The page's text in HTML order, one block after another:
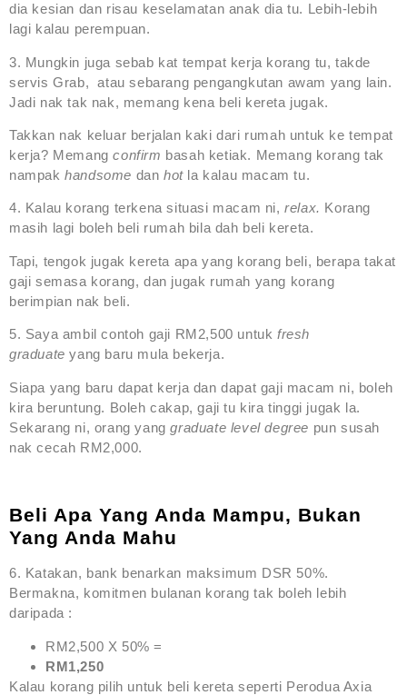
dia kesian dan risau keselamatan anak dia tu. Lebih-lebih
lagi kalau perempuan.
3. Mungkin juga sebab kat tempat kerja korang tu, takde
servis Grab, atau sebarang pengangkutan awam yang lain.
Jadi nak tak nak, memang kena beli kereta jugak.
Takkan nak keluar berjalan kaki dari rumah untuk ke tempat
kerja? Memangconfirm basah ketiak. Memang korang tak
nampakhandsome danhot la kalau macam tu.
4. Kalau korang terkena situasi macam ni,relax. Korang
masih lagi boleh beli rumah bila dah beli kereta.
Tapi, tengok jugak kereta apa yang korang beli, berapa takat
gaji semasa korang, dan jugak rumah yang korang
berimpian nak beli.
5. Saya ambil contoh gaji RM2,500 untuk fresh
graduate yang baru mula bekerja.
Siapa yang baru dapat kerja dan dapat gaji macam ni, boleh
kira beruntung. Boleh cakap, gaji tu kira tinggi jugak la.
Sekarang ni, orang yanggraduate level degree pun susah
nak cecah RM2,000.
Beli Apa Yang Anda Mampu, Bukan
Yang Anda Mahu
6. Katakan, bank benarkan maksimum DSR 50%.
Bermakna, komitmen bulanan korang tak boleh lebih
daripada :
RM2,500 X 50% =
RM1,250
Kalau korang pilih untuk beli kereta seperti Perodua Axia